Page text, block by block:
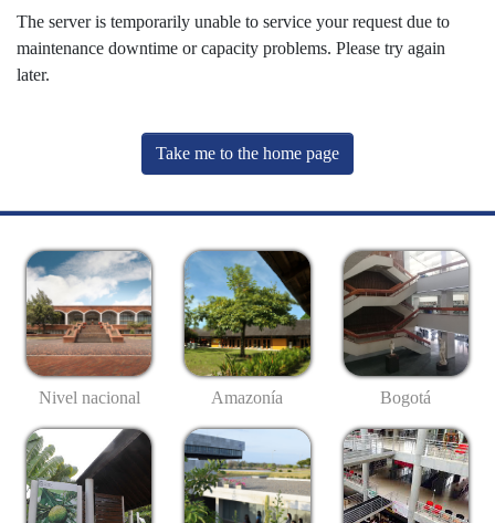
The server is temporarily unable to service your request due to
maintenance downtime or capacity problems. Please try again
later.
Take me to the home page
Nivel nacional Amazonía Bogotá